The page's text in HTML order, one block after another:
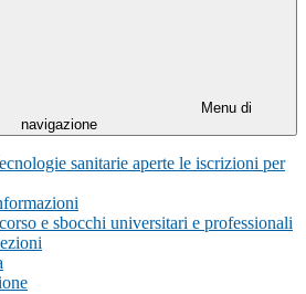
Menu di
navigazione
sanitarie aperte le iscrizioni per
e sbocchi universitari e professionali